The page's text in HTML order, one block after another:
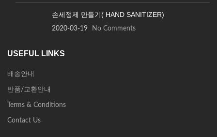
손세정제 만들기( HAND SANITIZER)
2020-03-19 No Comments
USEFUL LINKS
배송안내
반품/교환안내
Terms & Conditions
Contact Us